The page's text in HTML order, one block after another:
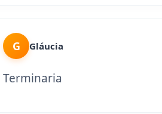
G Gláucia
Terminaria